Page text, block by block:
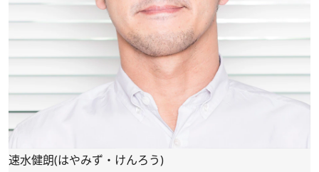
速水健朗(はやみず・けんろう)